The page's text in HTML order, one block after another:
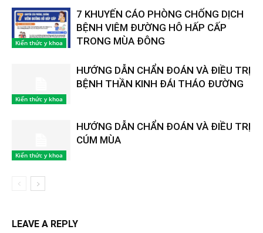
Kiến thức y khoa
7 KHUYẾN CÁO PHÒNG CHỐNG DỊCH
BỆNH VIÊM ĐƯỜNG HÔ HẤP CẤP
TRONG MÙA ĐÔNG
Kiến thức y khoa
HƯỚNG DẪN CHẨN ĐOÁN VÀ ĐIỀU TRỊ
BỆNH THẦN KINH ĐÁI THÁO ĐƯỜNG
Kiến thức y khoa
HƯỚNG DẪN CHẨN ĐOÁN VÀ ĐIỀU TRỊ
CÚM MÙA
LEAVE A REPLY